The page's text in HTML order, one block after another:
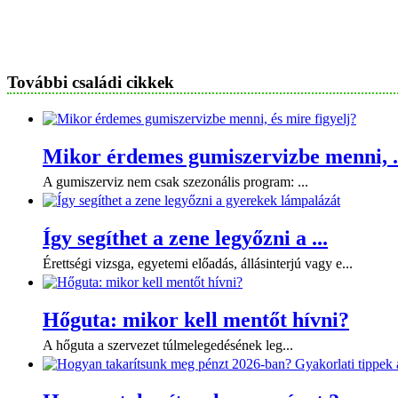
További családi cikkek
Mikor érdemes gumiszervizbe menni,
A gumiszerviz nem csak szezonális program: ...
Így segíthet a zene legyőzni a ...
Érettségi vizsga, egyetemi előadás, állásinterjú vagy e...
Hőguta: mikor kell mentőt hívni?
A hőguta a szervezet túlmelegedésének leg...